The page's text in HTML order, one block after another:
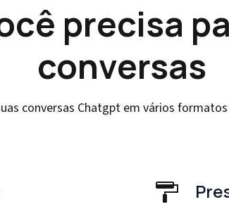
precisa
conversas
conversas Chatgpt em vários